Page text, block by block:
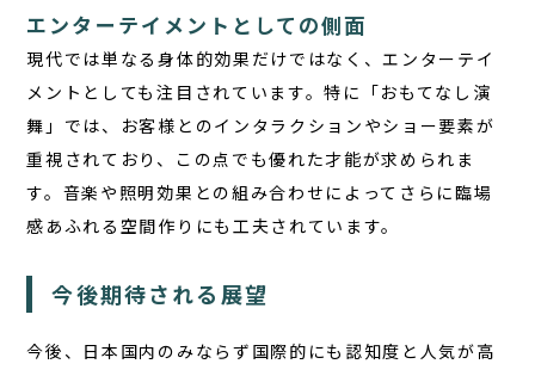
エンターテイメントとしての側面
現代では単なる身体的効果だけではなく、エンターテイ
メントとしても注目されています。特に「おもてなし演
舞」では、お客様とのインタラクションやショー要素が
重視されており、この点でも優れた才能が求められま
す。音楽や照明効果との組み合わせによってさらに臨場
感あふれる空間作りにも工夫されています。
今後期待される展望
今後、日本国内のみならず国際的にも認知度と人気が高